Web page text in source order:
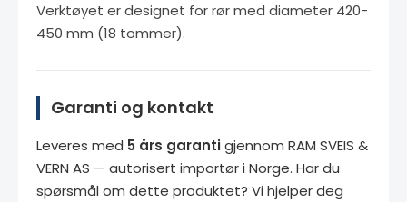
Verktøyet er designet for rør med diameter 420-
450 mm (18 tommer).
Garanti og kontakt
Leveres med 5 års garantigjennom RAM SVEIS &
VERN AS — autorisert importør i Norge. Har du
spørsmål om dette produktet? Vi hjelper deg